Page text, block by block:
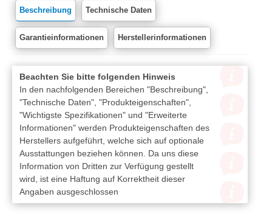
Beschreibung Technische Daten
Garantieinformationen Herstellerinformationen
Beachten Sie bitte folgenden Hinweis
In den nachfolgenden Bereichen "Beschreibung",
"Technische Daten", "Produkteigenschaften",
"Wichtigste Spezifikationen" und "Erweiterte
Informationen" werden Produkteigenschaften des
Herstellers aufgeführt, welche sich auf optionale
Ausstattungen beziehen können. Da uns diese
Information von Dritten zur Verfügung gestellt
wird, ist eine Haftung auf Korrektheit dieser
Angaben ausgeschlossen